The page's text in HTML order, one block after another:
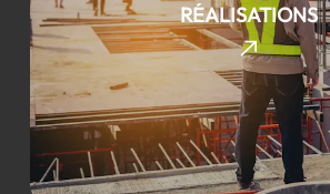
RÉALISATIONS